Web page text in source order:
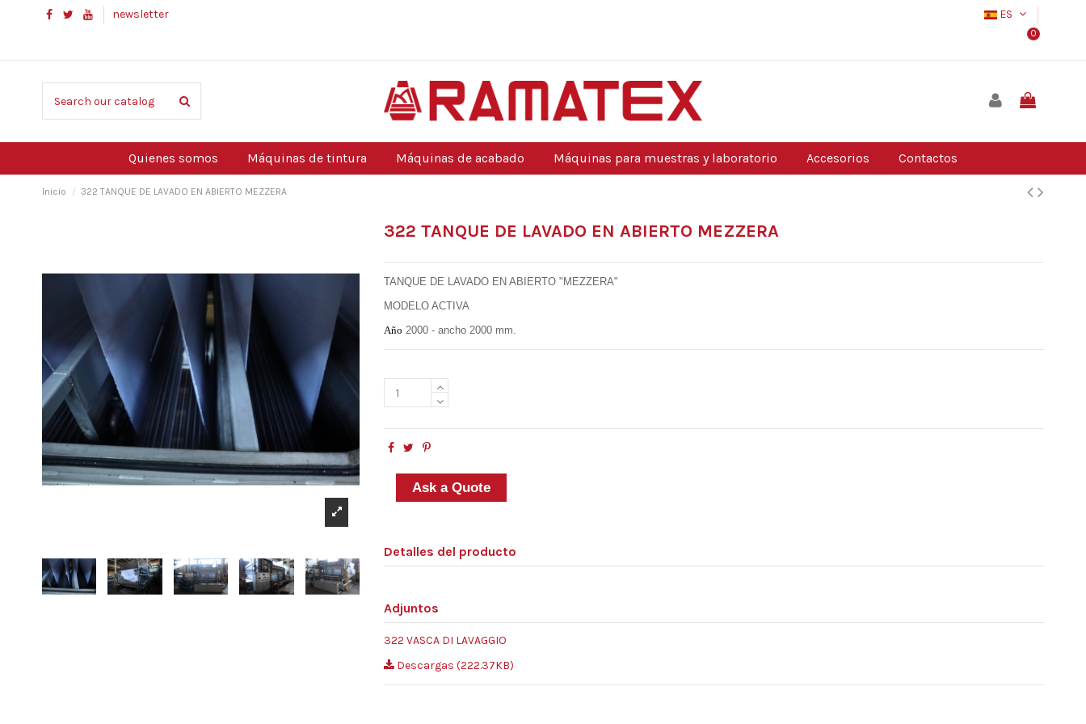
newsletter ES
0
Quienes somos Máquinas de tintura Máquinas de acabado Máquinas para muestras y laboratorio Accesorios Contactos
Inicio 322 TANQUE DE LAVADO EN ABIERTO MEZZERA
322 TANQUE DE LAVADO EN ABIERTO MEZZERA
TANQUE DE LAVADO EN ABIERTO "MEZZERA"
MODELO ACTIVA
Año 2000 - ancho 2000 mm.
Ask a Quote
Detalles del producto
Adjuntos
322 VASCA DI LAVAGGIO
Descargas (222.37KB)